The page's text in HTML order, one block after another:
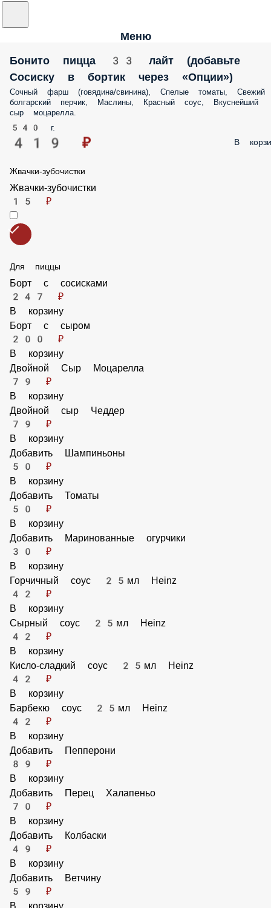
Меню
Бонито пицца 33 лайт (добавьте Сосиску в
бортик через «Опции»)
Сочный фарш (говядина/свинина), Спелые томаты, Свежий
перчик, Маслины, Красный соус, Вкуснейший сыр моцарелла.
540 г.
419 ₽
Жвачки-зубочистки
15 ₽
Для пиццы
Борт с сосисками
247 ₽
В корзину
Борт с сыром
200 ₽
В корзину
Двойной Сыр Моцарелла
79 ₽
Двойной сыр Чеддер
79 ₽
В корзину
Добавить Шампиньоны
50 ₽
В корзину
Добавить Томаты
50 ₽
Добавить Маринованные огурчики
30 ₽
В корзину
Горчичный соус 25мл Heinz
42 ₽
В корзину
Сырный соус 25мл Heinz
42 ₽
Кисло-сладкий соус 25мл Heinz
42 ₽
В корзину
Барбекю соус 25мл Heinz
42 ₽
В корзину